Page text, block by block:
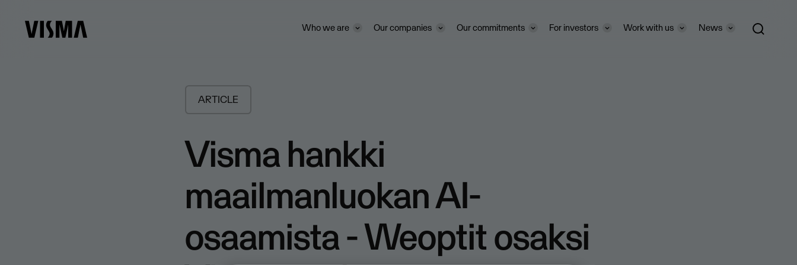
Who we are Our companies Our commitments For investors Work with us News
ARTICLE
Visma hankki
maailmanluokan AI-
osaamista - Weoptit osaksi